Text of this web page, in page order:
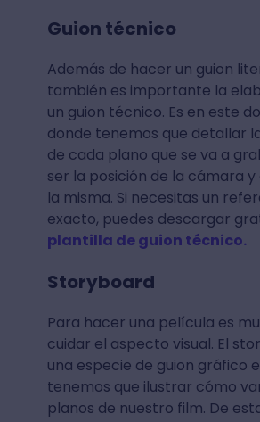
Guion técnico
Además de hacer un guion
también es importante la
un guion técnico. Es en este
donde tenemos que detallar
de cada plano que se va a
ser la posición de la cámara y
la misma. Si necesitas un
exacto, puedes descargar
plantilla de guion técnico.
Storyboard
Para hacer una película es
cuidar el aspecto visual. El
una especie de guion gráfico
tenemos que ilustrar cómo
planos de nuestro film. De